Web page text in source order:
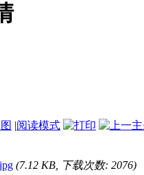
|阅读模式
(7.12 KB, 下载次数: 2076)